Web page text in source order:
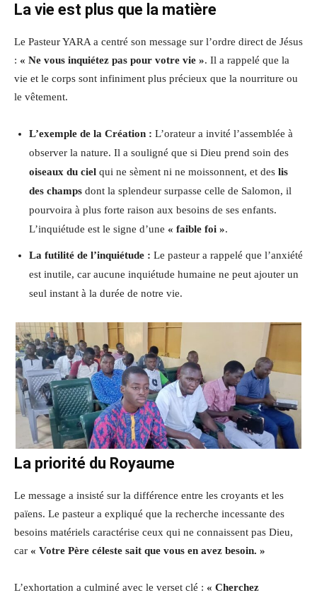
La vie est plus que la matière
Le Pasteur YARA a centré son message sur l’ordre direct de Jésus
: « Ne vous inquiétez pas pour votre vie ». Il a rappelé que la
vie et le corps sont infiniment plus précieux que la nourriture ou
le vêtement.
L’exemple de la Création : L’orateur a invité l’assemblée à
observer la nature. Il a souligné que si Dieu prend soin des
oiseaux du ciel qui ne sèment ni ne moissonnent, et des lis
des champs dont la splendeur surpasse celle de Salomon, il
pourvoira à plus forte raison aux besoins de ses enfants.
L’inquiétude est le signe d’une « faible foi ».
La futilité de l’inquiétude : Le pasteur a rappelé que l’anxiété
est inutile, car aucune inquiétude humaine ne peut ajouter un
seul instant à la durée de notre vie.
La priorité du Royaume
Le message a insisté sur la différence entre les croyants et les
païens. Le pasteur a expliqué que la recherche incessante des
besoins matériels caractérise ceux qui ne connaissent pas Dieu,
car « Votre Père céleste sait que vous en avez besoin. »
L’exhortation a culminé avec le verset clé : « Cherchez